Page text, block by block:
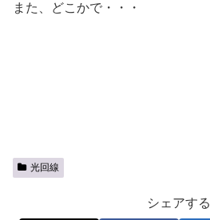
また、どこかで・・・
光回線
シェアする